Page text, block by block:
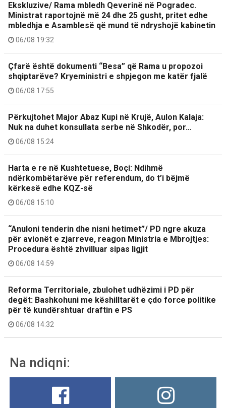
Ekskluzive/ Rama mbledh Qeverinë në Pogradec.
Ministrat raportojnë më 24 dhe 25 gusht, pritet edhe
mbledhja e Asamblesë që mund të ndryshojë kabinetin
06/08 19:32
Çfarë është dokumenti “Besa” që Rama u propozoi
shqiptarëve? Kryeministri e shpjegon me katër fjalë
06/08 17:55
Përkujtohet Major Abaz Kupi në Krujë, Aulon Kalaja:
Nuk na duhet konsullata serbe në Shkodër, por…
06/08 15:24
Harta e re në Kushtetuese, Boçi: Ndihmë
ndërkombëtarëve për referendum, do t’i bëjmë
kërkesë edhe KQZ-së
06/08 15:10
“Anuloni tenderin dhe nisni hetimet”/ PD ngre akuza
për avionët e zjarreve, reagon Ministria e Mbrojtjes:
Procedura është zhvilluar sipas ligjit
06/08 14:59
Reforma Territoriale, zbulohet udhëzimi i PD për
degët: Bashkohuni me këshilltarët e çdo force politike
për të kundërshtuar draftin e PS
06/08 14:32
Na ndiqni: